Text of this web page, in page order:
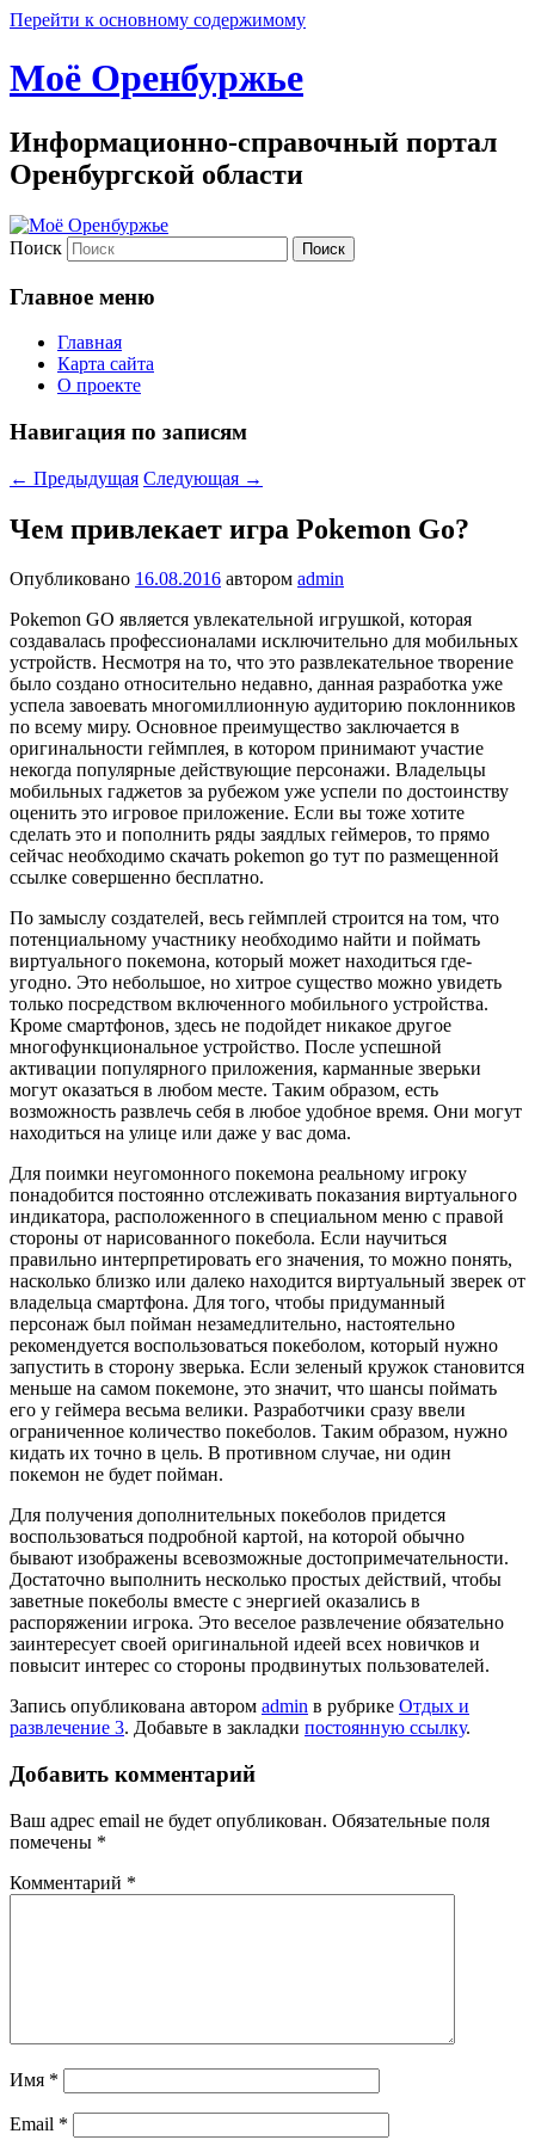
Перейти к основному содержимому
Моё Оренбуржье
Информационно-справочный портал
Оренбургской области
Поиск
Главное меню
Главная
Карта сайта
О проекте
Навигация по записям
← Предыдущая Следующая →
Чем привлекает игра Pokemon Go?
Опубликовано 16.08.2016 автором admin
Pokemon GO является увлекательной игрушкой, которая
создавалась профессионалами исключительно для мобильных
устройств. Несмотря на то, что это развлекательное творение
было создано относительно недавно, данная разработка уже
успела завоевать многомиллионную аудиторию поклонников
по всему миру. Основное преимущество заключается в
оригинальности геймплея, в котором принимают участие
некогда популярные действующие персонажи. Владельцы
мобильных гаджетов за рубежом уже успели по достоинству
оценить это игровое приложение. Если вы тоже хотите
сделать это и пополнить ряды заядлых геймеров, то прямо
сейчас необходимо скачать pokemon go тут по размещенной
ссылке совершенно бесплатно.
По замыслу создателей, весь геймплей строится на том, что
потенциальному участнику необходимо найти и поймать
виртуального покемона, который может находиться где-
угодно. Это небольшое, но хитрое существо можно увидеть
только посредством включенного мобильного устройства.
Кроме смартфонов, здесь не подойдет никакое другое
многофункциональное устройство. После успешной
активации популярного приложения, карманные зверьки
могут оказаться в любом месте. Таким образом, есть
возможность развлечь себя в любое удобное время. Они могут
находиться на улице или даже у вас дома.
Для поимки неугомонного покемона реальному игроку
понадобится постоянно отслеживать показания виртуального
индикатора, расположенного в специальном меню с правой
стороны от нарисованного покебола. Если научиться
правильно интерпретировать его значения, то можно понять,
насколько близко или далеко находится виртуальный зверек от
владельца смартфона. Для того, чтобы придуманный
персонаж был пойман незамедлительно, настоятельно
рекомендуется воспользоваться покеболом, который нужно
запустить в сторону зверька. Если зеленый кружок становится
меньше на самом покемоне, это значит, что шансы поймать
его у геймера весьма велики. Разработчики сразу ввели
ограниченное количество покеболов. Таким образом, нужно
кидать их точно в цель. В противном случае, ни один
покемон не будет пойман.
Для получения дополнительных покеболов придется
воспользоваться подробной картой, на которой обычно
бывают изображены всевозможные достопримечательности.
Достаточно выполнить несколько простых действий, чтобы
заветные покеболы вместе с энергией оказались в
распоряжении игрока. Это веселое развлечение обязательно
заинтересует своей оригинальной идеей всех новичков и
повысит интерес со стороны продвинутых пользователей.
Запись опубликована автором admin в рубрике Отдых и
развлечение 3. Добавьте в закладки постоянную ссылку.
Добавить комментарий
Ваш адрес email не будет опубликован. Обязательные поля
помечены *
Комментарий *
Имя *
Email *